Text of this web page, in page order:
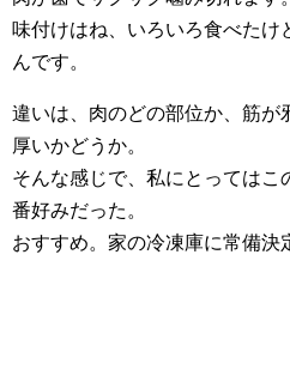
味付けはね、いろいろ食べたけ
んです。
違いは、肉のどの部位か、筋が
厚いかどうか。
そんな感じで、私にとってはこ
番好みだった。
おすすめ。家の冷凍庫に常備決